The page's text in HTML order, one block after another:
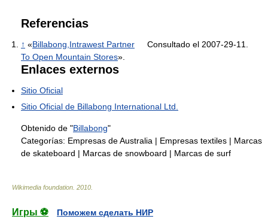
Referencias
↑ «Billabong,Intrawest Partner
To Open Mountain Stores».
Consultado el 2007-29-11.
Enlaces externos
Sitio Oficial
Sitio Oficial de Billabong International Ltd.
Obtenido de "Billabong"
Categorías: Empresas de Australia | Empresas textiles | Marcas
de skateboard | Marcas de snowboard | Marcas de surf
Wikimedia foundation 2010
Игры ⚽
Поможем сделать НИР